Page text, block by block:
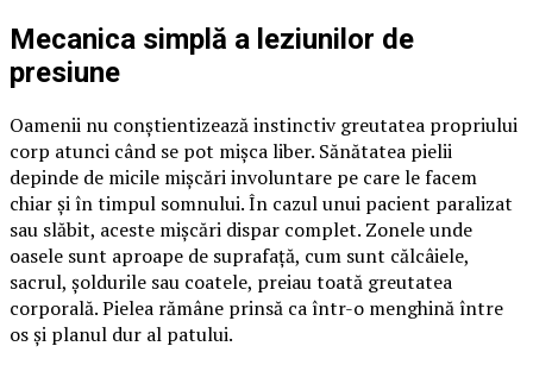
Mecanica simplă a leziunilor de
presiune
Oamenii nu conștientizează instinctiv greutatea propriului
corp atunci când se pot mișca liber. Sănătatea pielii
depinde de micile mișcări involuntare pe care le facem
chiar și în timpul somnului. În cazul unui pacient paralizat
sau slăbit, aceste mișcări dispar complet. Zonele unde
oasele sunt aproape de suprafață, cum sunt călcâiele,
sacrul, șoldurile sau coatele, preiau toată greutatea
corporală. Pielea rămâne prinsă ca într-o menghină între
os și planul dur al patului.